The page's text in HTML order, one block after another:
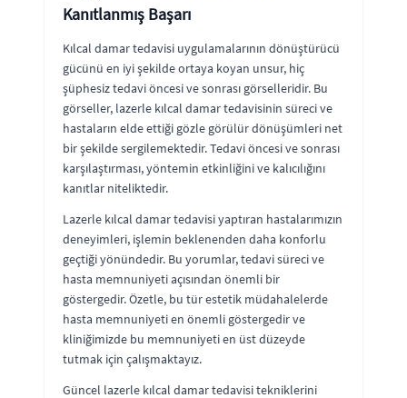
Kanıtlanmış Başarı
Kılcal damar tedavisi uygulamalarının dönüştürücü
gücünü en iyi şekilde ortaya koyan unsur, hiç
şüphesiz tedavi öncesi ve sonrası görselleridir. Bu
görseller, lazerle kılcal damar tedavisinin süreci ve
hastaların elde ettiği gözle görülür dönüşümleri net
bir şekilde sergilemektedir. Tedavi öncesi ve sonrası
karşılaştırması, yöntemin etkinliğini ve kalıcılığını
kanıtlar niteliktedir.
Lazerle kılcal damar tedavisi yaptıran hastalarımızın
deneyimleri, işlemin beklenenden daha konforlu
geçtiği yönündedir. Bu yorumlar, tedavi süreci ve
hasta memnuniyeti açısından önemli bir
göstergedir. Özetle, bu tür estetik müdahalelerde
hasta memnuniyeti en önemli göstergedir ve
kliniğimizde bu memnuniyeti en üst düzeyde
tutmak için çalışmaktayız.
Güncel lazerle kılcal damar tedavisi tekniklerini